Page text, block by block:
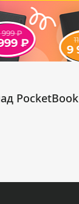
PocketBook